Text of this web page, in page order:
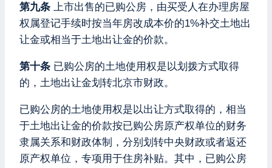
第九条 上市出售的已购公房，由买受人在办理房屋
权属登记手续时按当年房改成本价的1%补交土地出
让金或相当于土地出让金的价款。
第十条 已购公房的土地使用权是以划拨方式取得
的，土地出让金划转北京市财政。
已购公房的土地使用权是以出让方式取得的，相当
于土地出让金的价款按已购公房原产权单位的财务
隶属关系和财政体制，分别划转中央财政或者返还
原产权单位，专项用于住房补贴。其中，已购公房